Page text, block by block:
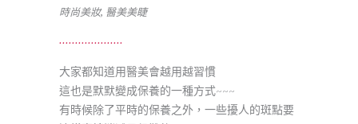
時尚美妝, 醫美美睫
大家都知道用醫美會越用越習慣
這也是默默變成保養的一種方式~~~
有時候除了平時的保養之外，一些擾人的斑點要